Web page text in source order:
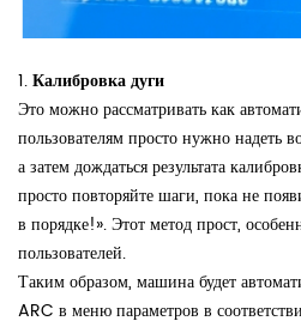
1.Калибровка дуги
Это можно рассматривать как
пользователям просто нужно надеть
а затем дождаться результата
просто повторяйте шаги, пока не
в порядке!». Этот метод прост,
пользователей.
Таким образом, машина будет
ARC в меню параметров в